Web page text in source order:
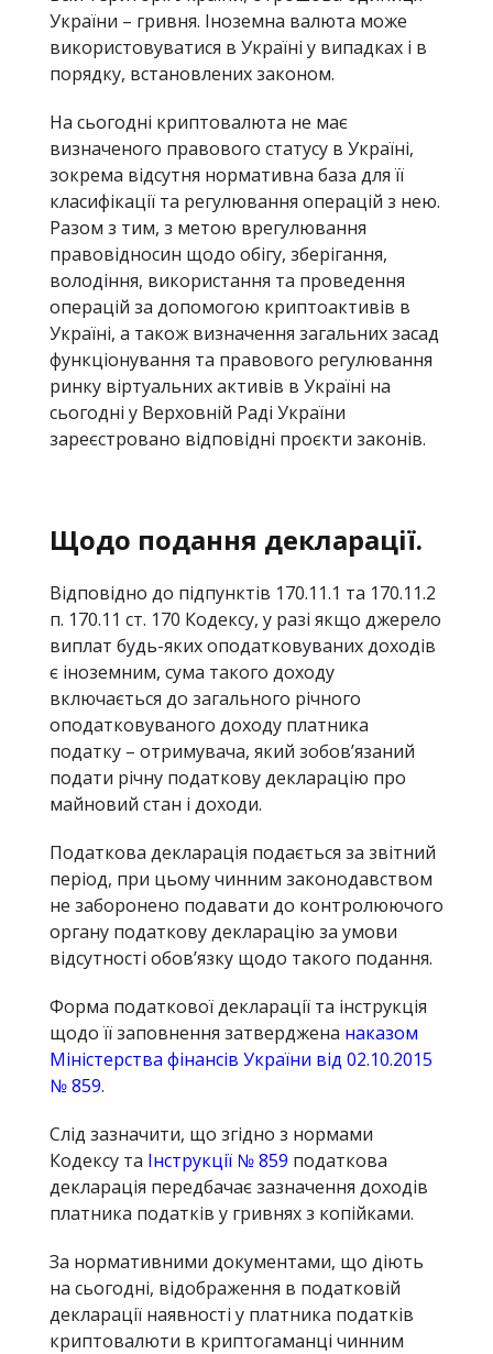
України – гривня. Іноземна валюта може
використовуватися в Україні у випадках і в
порядку, встановлених законом.
На сьогодні криптовалюта не має
визначеного правового статусу в Україні,
зокрема відсутня нормативна база для її
класифікації та регулювання операцій з нею.
Разом з тим, з метою врегулювання
правовідносин щодо обігу, зберігання,
володіння, використання та проведення
операцій за допомогою криптоактивів в
Україні, а також визначення загальних засад
функціонування та правового регулювання
ринку віртуальних активів в Україні на
сьогодні у Верховній Раді України
зареєстровано відповідні проєкти законів.
Щодо подання декларації.
Відповідно до підпунктів 170.11.1 та 170.11.2
п. 170.11 ст. 170 Кодексу, у разі якщо джерело
виплат будь-яких оподатковуваних доходів
є іноземним, сума такого доходу
включається до загального річного
оподатковуваного доходу платника
податку – отримувача, який зобов’язаний
подати річну податкову декларацію про
майновий стан і доходи.
Податкова декларація подається за звітний
період, при цьому чинним законодавством
не заборонено подавати до контролюючого
органу податкову декларацію за умови
відсутності обов’язку щодо такого подання.
Форма податкової декларації та інструкція
щодо її заповнення затверджена наказом
Міністерства фінансів України від 02.10.2015
№ 859.
Слід зазначити, що згідно з нормами
Кодексу та Інструкції № 859 податкова
декларація передбачає зазначення доходів
платника податків у гривнях з копійками.
За нормативними документами, що діють
на сьогодні, відображення в податковій
декларації наявності у платника податків
криптовалюти в криптогаманці чинним